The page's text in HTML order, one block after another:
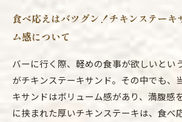
食べ応えはバツグン！チキンステーキ
ム感について
バーに行く際、軽めの食事が欲しいとい
がチキンステーキサンド。その中でも、
キサンドはボリューム感があり、満腹感
に挟まれた厚いチキンステーキは、食べ